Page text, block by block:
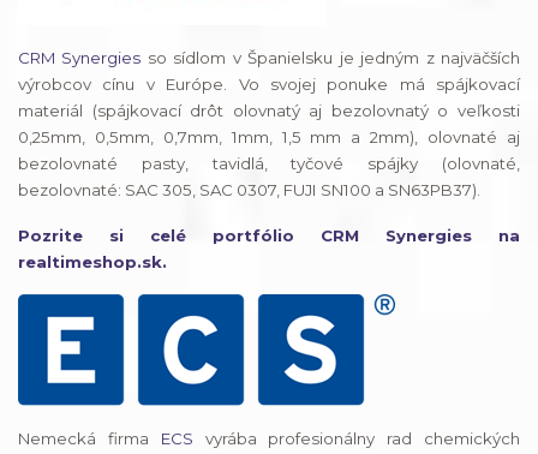
CRM Synergies so sídlom v Španielsku je jedným z najväčších
výrobcov cínu v Európe. Vo svojej ponuke má spájkovací
materiál (spájkovací drôt olovnatý aj bezolovnatý o veľkosti
0,25mm, 0,5mm, 0,7mm, 1mm, 1,5 mm a 2mm), olovnaté aj
bezolovnaté pasty, tavidlá, tyčové spájky (olovnaté,
bezolovnaté: SAC 305, SAC 0307, FUJI SN100 a SN63PB37).
Pozrite si celé portfólio CRM Synergies na
realtimeshop.sk.
Nemecká firma ECS vyrába profesionálny rad chemických